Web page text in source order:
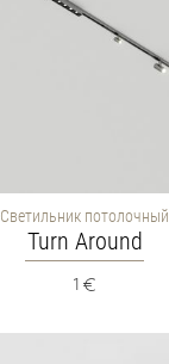
Светильник потолочный
Turn Around
1